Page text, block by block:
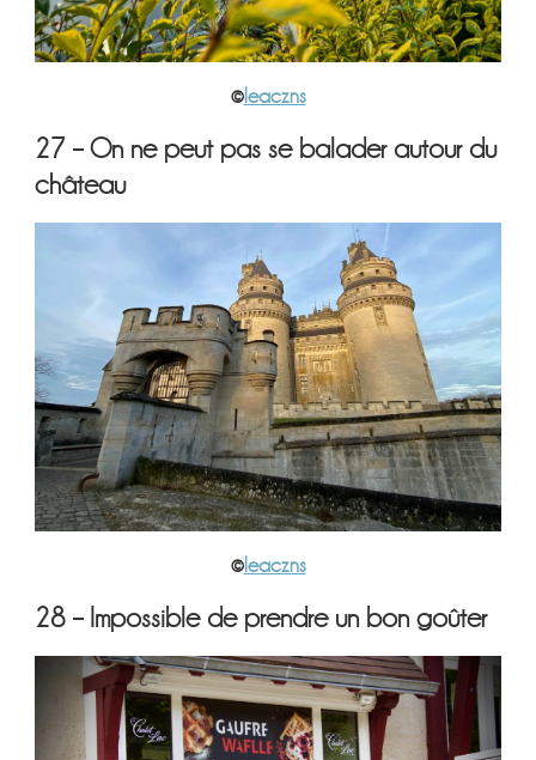
©leaczns
27 – On ne peut pas se balader autour du
château
©leaczns
28 – Impossible de prendre un bon goûter